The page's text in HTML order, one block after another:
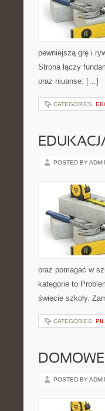
pewniejszą grę i
Strona łączy
oraz niuanse: […]
CATEGORIES:
POSTED BY
oraz pomagać w
kategorie to
świecie szkoły.
CATEGORIES:
POSTED BY